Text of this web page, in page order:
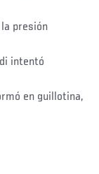
presión
intentó
en guillotina,